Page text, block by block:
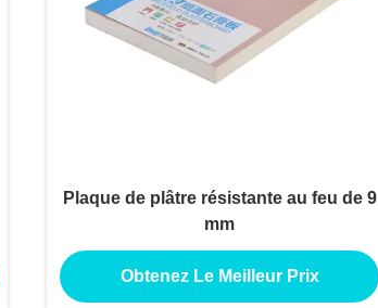
Plaque de plâtre résistante au feu de 9
mm
Obtenez Le Meilleur Prix